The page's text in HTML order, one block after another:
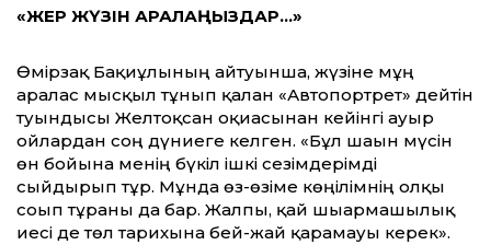
«ЖЕР ЖҮЗІН АРАЛАҢЫЗДАР…»
Өмірзақ Бақиұлының айтуынша, жүзіне мұң
аралас мысқыл тұнып қалған «Автопортрет» дейтін
туындысы Желтоқсан оқиғасынан кейінгі ауыр
ойлардан соң дүниеге келген. «Бұл шағын мүсін
өн бойына менің бүкіл ішкі сезімдерімді
сыйдырып тұр. Мұнда өз-өзіме көңілімнің олқы
соғып тұрғаны да бар. Жалпы, қай шығармашылық
иесі де төл тарихына бей-жай қарамауы керек».